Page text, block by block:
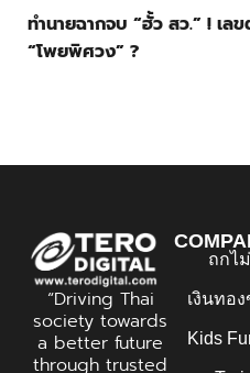
ทำนายฉากจบ “ฮั้ว สว.” ! เล
“โพยพิศวง” ?
“Driving Thai
society towards
a better future
through trusted
ถกไ
เงินทอ
Kids